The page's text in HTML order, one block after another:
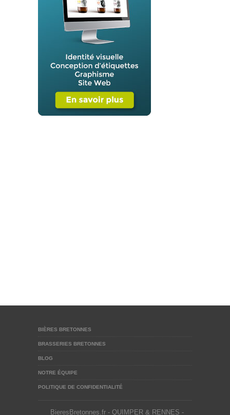
BIÈRES BRETONNES
BRASSERIES BRETONNES
BLOG
NOTRE ÉQUIPE
POLITIQUE DE CONFIDENTIALITÉ
BieresBretonnes.fr - QUIMPER & RENNES -